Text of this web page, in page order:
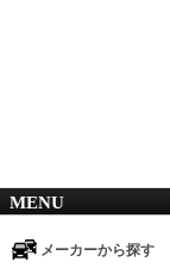
MENU
メーカーから探す